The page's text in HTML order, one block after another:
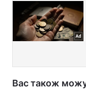
Вас також